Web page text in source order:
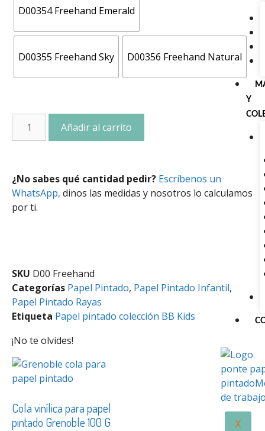
Y
X
D00354 Freehand Emerald
D00355 Freehand Sky D00356 Freehand Natural
Añadir al carrito
¿No sabes qué cantidad pedir? Escríbenos un
WhatsApp, dinos las medidas y nosotros lo calculamos
por ti.
SKU D00 Freehand
Categorías Papel Pintado, Papel Pintado Infantil,
Papel Pintado Rayas
Etiqueta Papel pintado colección BB Kids
¡No te olvides!
Cola vinílica para papel
pintado Grenoble 100 G